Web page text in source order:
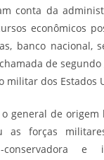
conta da
econômicos
banco nacional,
de
militar dos Estados
o general de
as forças
conservadora